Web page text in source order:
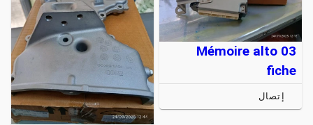
Mémoire alto 03
fiche
إتصال